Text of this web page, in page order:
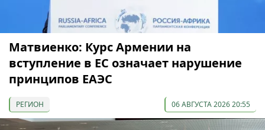
Матвиенко: Курс Армении на
вступление в ЕС означает нарушение
принципов ЕАЭС
РЕГИОН 06 АВГУСТА 2026 20:55